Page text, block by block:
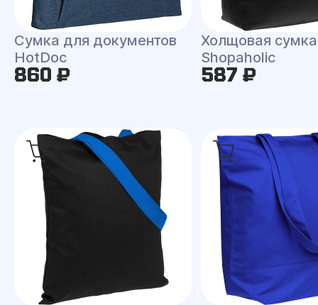
Сумка для документов
HotDoc
860 ₽
Холщовая сумка
Shopaholic
587 ₽